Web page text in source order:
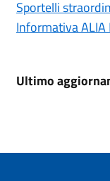
Sportelli
Informativa
Ultimo